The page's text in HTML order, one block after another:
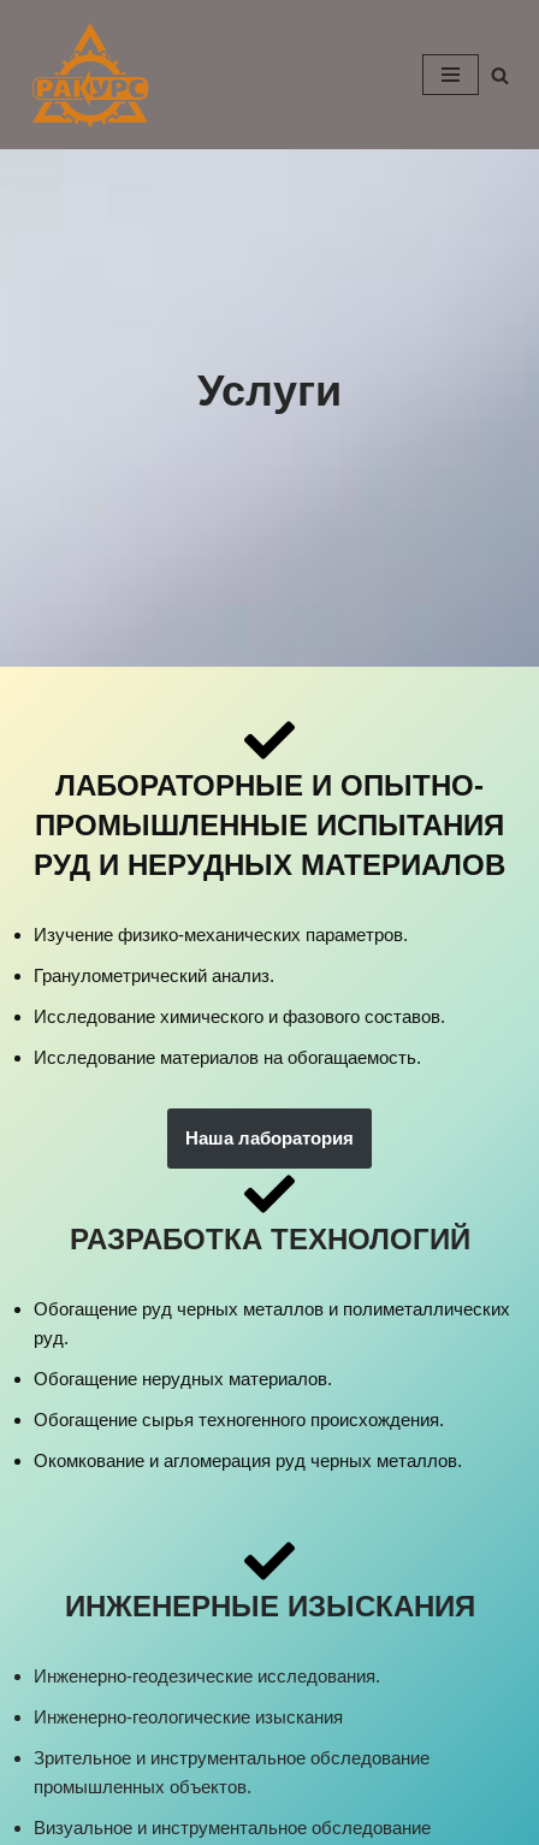
Перейти
содержимому
Услуги
ЛАБОРАТОРНЫЕ И ОПЫТНО-
ПРОМЫШЛЕННЫЕ ИСПЫТАНИЯ
РУД И НЕРУДНЫХ МАТЕРИАЛОВ
Изучение физико-механических параметров.
Гранулометрический анализ.
Исследование химического и фазового составов.
Исследование материалов на обогащаемость.
Наша лаборатория
РАЗРАБОТКА ТЕХНОЛОГИЙ
Обогащение руд черных металлов и полиметаллических
руд.
Обогащение нерудных материалов.
Обогащение сырья техногенного происхождения.
Окомкование и агломерация руд черных металлов.
ИНЖЕНЕРНЫЕ ИЗЫСКАНИЯ
Инженерно-геодезические исследования.
Инженерно-геологические изыскания
Зрительное и инструментальное обследование
промышленных объектов.
Визуальное и инструментальное обследование